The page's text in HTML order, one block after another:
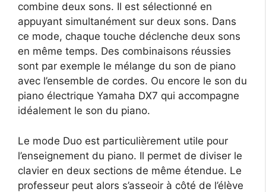
combine deux sons. Il est sélectionné en
appuyant simultanément sur deux sons. Dans
ce mode, chaque touche déclenche deux sons
en même temps. Des combinaisons réussies
sont par exemple le mélange du son de piano
avec l’ensemble de cordes. Ou encore le son du
piano électrique Yamaha DX7 qui accompagne
idéalement le son du piano.
Le mode Duo est particulièrement utile pour
l’enseignement du piano. Il permet de diviser le
clavier en deux sections de même étendue. Le
professeur peut alors s’asseoir à côté de l’élève